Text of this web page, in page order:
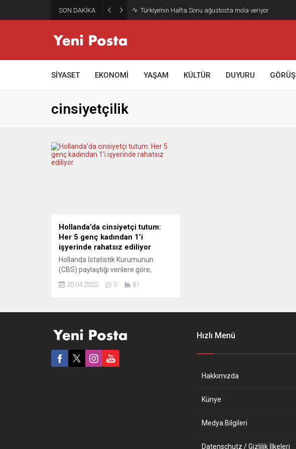
SON DAKİKA Türkiye’nin Hafta Sonu ağustosta mola veriyor
SİYASET EKONOMİ YAŞAM KÜLTÜR DUYURU GÖRÜŞ
cinsiyetçilik
Hollanda’da cinsiyetçi tutum:
Her 5 genç kadından 1’i
işyerinde rahatsız ediliyor
Hollanda İstatistik Kurumunun
(CBS) paylaştığı verilere göre,
2021’de ülkedeki her 5 genç
kadından 1’i, iş yerlerinde “rahatsız
erkeğe yapılan, “ulusal çalışma
şartları araştırması”nın sonuçlarına
ilişkin yazılı açıklama yaptı.
Açıklamada, 2021 yılına ait verilere...
20.04.2022 0 81
Hızlı Menü
Hakkımızda
Künye
Medya Bilgileri
Datenschutz / Gizlilik İlkeleri